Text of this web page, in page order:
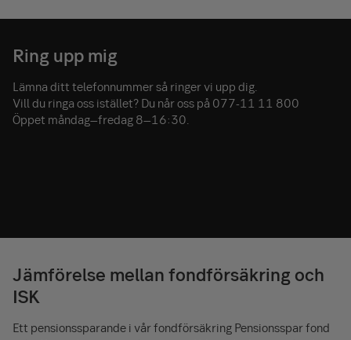
Ring upp mig
Lämna ditt telefonnummer så ringer vi upp dig.
Vill du ringa oss istället? Du når oss på 077-11 11 800
Öppet måndag–fredag 8–16:30.
Jämförelse mellan fondförsäkring och
ISK
Ett pensionssparande i vår fondförsäkring Pensionsspar fond